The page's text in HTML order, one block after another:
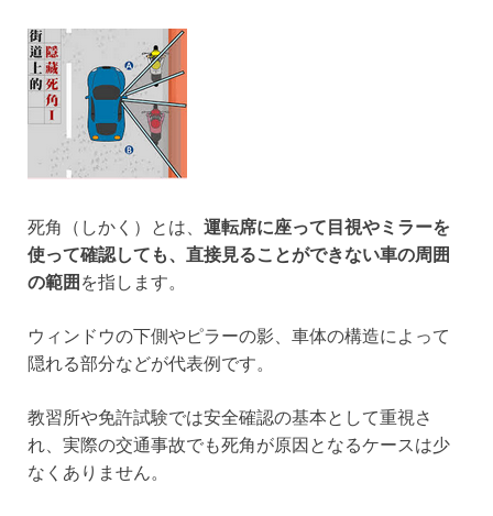
死角（しかく）とは、 運転席に座って目視やミラーを
使って確認しても、直接見ることができない車の周囲
の範囲を指します。
ウィンドウの下側やピラーの影、車体の構造によって
隠れる部分などが代表例です。
教習所や免許試験では安全確認の基本として重視さ
れ、実際の交通事故でも死角が原因となるケースは少
なくありません。